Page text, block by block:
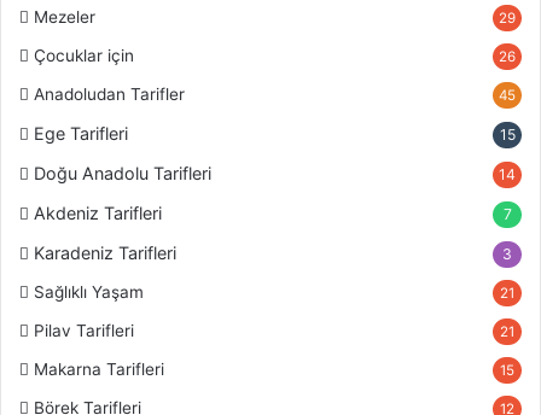
Mezeler 29
Çocuklar için 26
Anadoludan Tarifler 45
Ege Tarifleri 15
Doğu Anadolu Tarifleri 14
Akdeniz Tarifleri 7
Karadeniz Tarifleri 3
Sağlıklı Yaşam 21
Pilav Tarifleri 21
Makarna Tarifleri 15
Börek Tarifleri 12